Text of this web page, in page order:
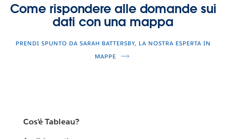
Come rispondere alle domande sui
dati con una mappa
PRENDI SPUNTO DA SARAH BATTERSBY, LA NOSTRA ESPERTA IN
MAPPE
Cos'è Tableau?